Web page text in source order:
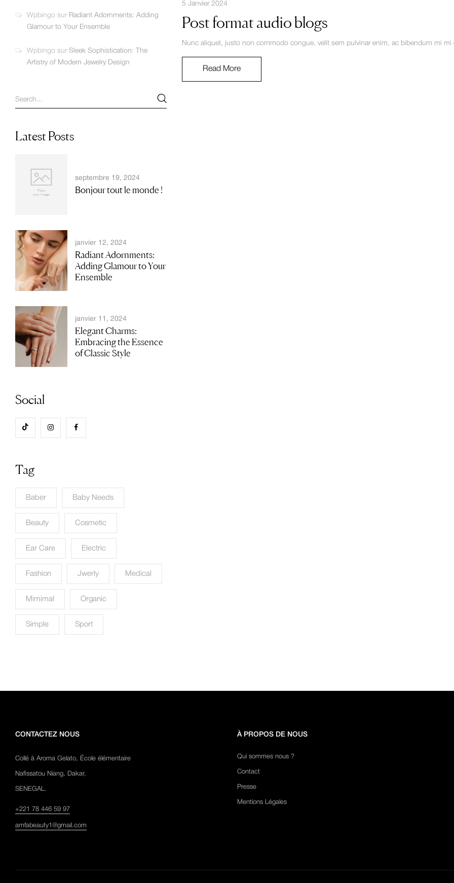
Wpbingo sur Radiant Adornments: Adding
Glamour to Your Ensemble
Wpbingo sur Sleek Sophistication: The
Artistry of Modern Jewelry Design
Latest Posts
septembre 19, 2024
Bonjour tout le monde !
janvier 12, 2024
Radiant Adornments:
Adding Glamour to Your
Ensemble
janvier 11, 2024
Elegant Charms:
Embracing the Essence
of Classic Style
Social
Tag
Baber Baby Needs
Beauty Cosmetic
Ear Care Electric
Fashion Jwerly Medical
Mimimal Organic
Simple Sport
5 Janvier 2024
Post format audio blogs
Nunc aliquet, justo non commodo congue, velit sem pulvinar enim, ac bibendum mi mi
Read More
CONTACTEZ NOUS
Collé à Aroma Gelato, École élémentaire
Nafissatou Niang, Dakar,
SENEGAL.
+221 78 446 59 97
amfabeauty1@gmail.com
À PROPOS DE NOUS
Qui sommes nous ?
Contact
Presse
Mentions Légales